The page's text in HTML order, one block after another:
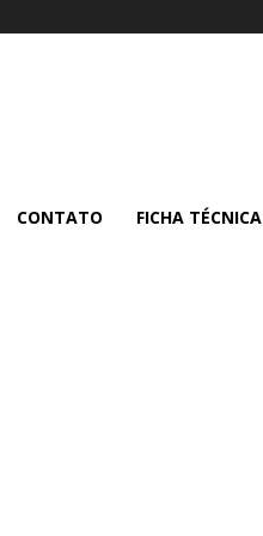
CONTATO FICHA TÉCNICA